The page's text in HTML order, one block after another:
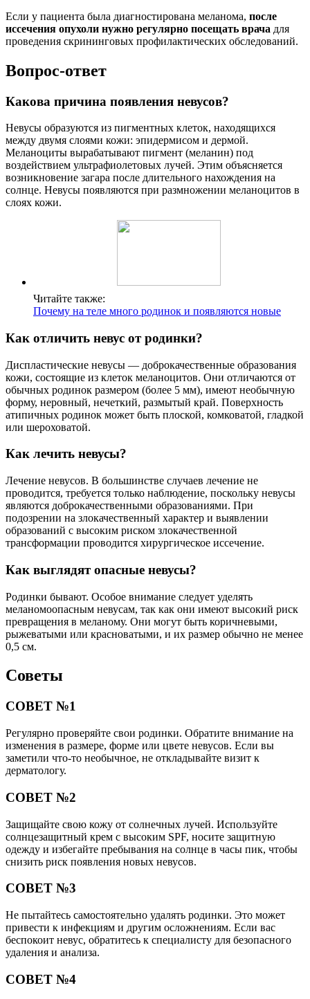
Если у пациента была диагностирована меланома, после
иссечения опухоли нужно регулярно посещать врача для
проведения скрининговых профилактических обследований.
Вопрос-ответ
Какова причина появления невусов?
Невусы образуются из пигментных клеток, находящихся
между двумя слоями кожи: эпидермисом и дермой.
Меланоциты вырабатывают пигмент (меланин) под
воздействием ультрафиолетовых лучей. Этим объясняется
возникновение загара после длительного нахождения на
солнце. Невусы появляются при размножении меланоцитов в
слоях кожи.
Читайте также:
Почему на теле много родинок и появляются новые
Как отличить невус от родинки?
Диспластические невусы — доброкачественные образования
кожи, состоящие из клеток меланоцитов. Они отличаются от
обычных родинок размером (более 5 мм), имеют необычную
форму, неровный, нечеткий, размытый край. Поверхность
атипичных родинок может быть плоской, комковатой, гладкой
или шероховатой.
Как лечить невусы?
Лечение невусов. В большинстве случаев лечение не
проводится, требуется только наблюдение, поскольку невусы
являются доброкачественными образованиями. При
подозрении на злокачественный характер и выявлении
образований с высоким риском злокачественной
трансформации проводится хирургическое иссечение.
Как выглядят опасные невусы?
Родинки бывают. Особое внимание следует уделять
меланомоопасным невусам, так как они имеют высокий риск
превращения в меланому. Они могут быть коричневыми,
рыжеватыми или красноватыми, и их размер обычно не менее
0,5 см.
Советы
СОВЕТ №1
Регулярно проверяйте свои родинки. Обратите внимание на
изменения в размере, форме или цвете невусов. Если вы
заметили что-то необычное, не откладывайте визит к
дерматологу.
СОВЕТ №2
Защищайте свою кожу от солнечных лучей. Используйте
солнцезащитный крем с высоким SPF, носите защитную
одежду и избегайте пребывания на солнце в часы пик, чтобы
снизить риск появления новых невусов.
СОВЕТ №3
Не пытайтесь самостоятельно удалять родинки. Это может
привести к инфекциям и другим осложнениям. Если вас
беспокоит невус, обратитесь к специалисту для безопасного
удаления и анализа.
СОВЕТ №4